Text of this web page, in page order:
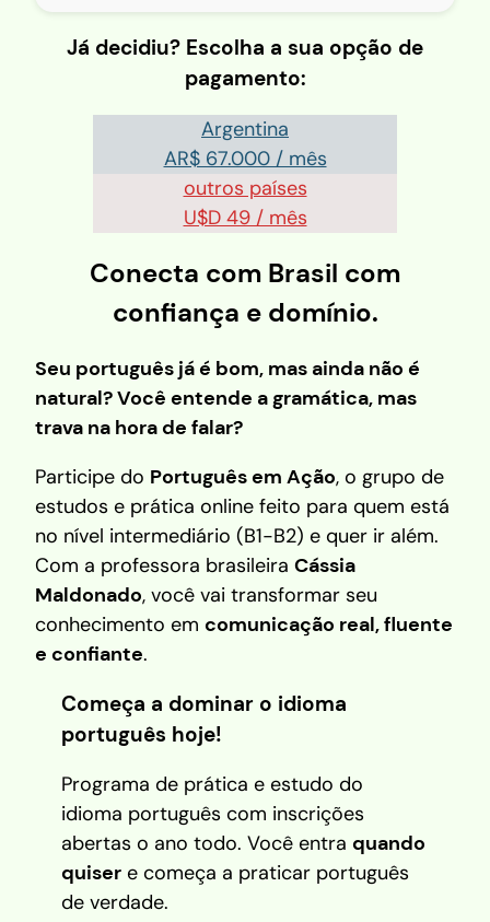
Já decidiu? Escolha a sua opção de
pagamento:
Argentina
AR$ 67.000 / mês
outros países
U$D 49 / mês
Conecta com Brasil com
confiança e domínio.
Seu português já é bom, mas ainda não é
natural? Você entende a gramática, mas
trava na hora de falar?
Participe do Português em Ação, o grupo de
estudos e prática online feito para quem está
no nível intermediário (B1-B2) e quer ir além.
Com a professora brasileira Cássia
Maldonado, você vai transformar seu
conhecimento em comunicação real, fluente
e confiante.
Começa a dominar o idioma
português hoje!
Programa de prática e estudo do
idioma português com inscrições
abertas o ano todo. Você entra quando
quiser e começa a praticar português
de verdade.